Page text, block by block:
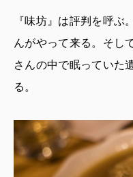
『味坊』は評判を呼ぶ
んがやって来る。そし
さんの中で眠っていた
る。